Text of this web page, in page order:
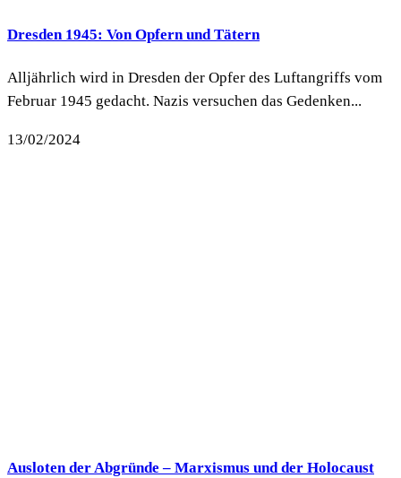
Dresden 1945: Von Opfern und Tätern
Alljährlich wird in Dresden der Opfer des Luftangriffs vom
Februar 1945 gedacht. Nazis versuchen das Gedenken...
13/02/2024
Ausloten der Abgründe – Marxismus und der Holocaust